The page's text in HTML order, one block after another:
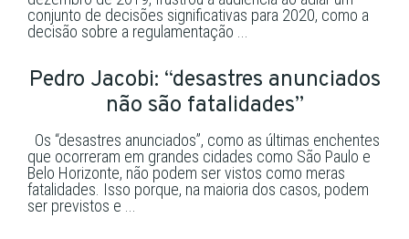
conjunto de decisões significativas para 2020, como a
decisão sobre a regulamentação ...
Pedro Jacobi: “desastres anunciados
não são fatalidades”
Os “desastres anunciados”, como as últimas enchentes
que ocorreram em grandes cidades como São Paulo e
Belo Horizonte, não podem ser vistos como meras
fatalidades. Isso porque, na maioria dos casos, podem
ser previstos e ...